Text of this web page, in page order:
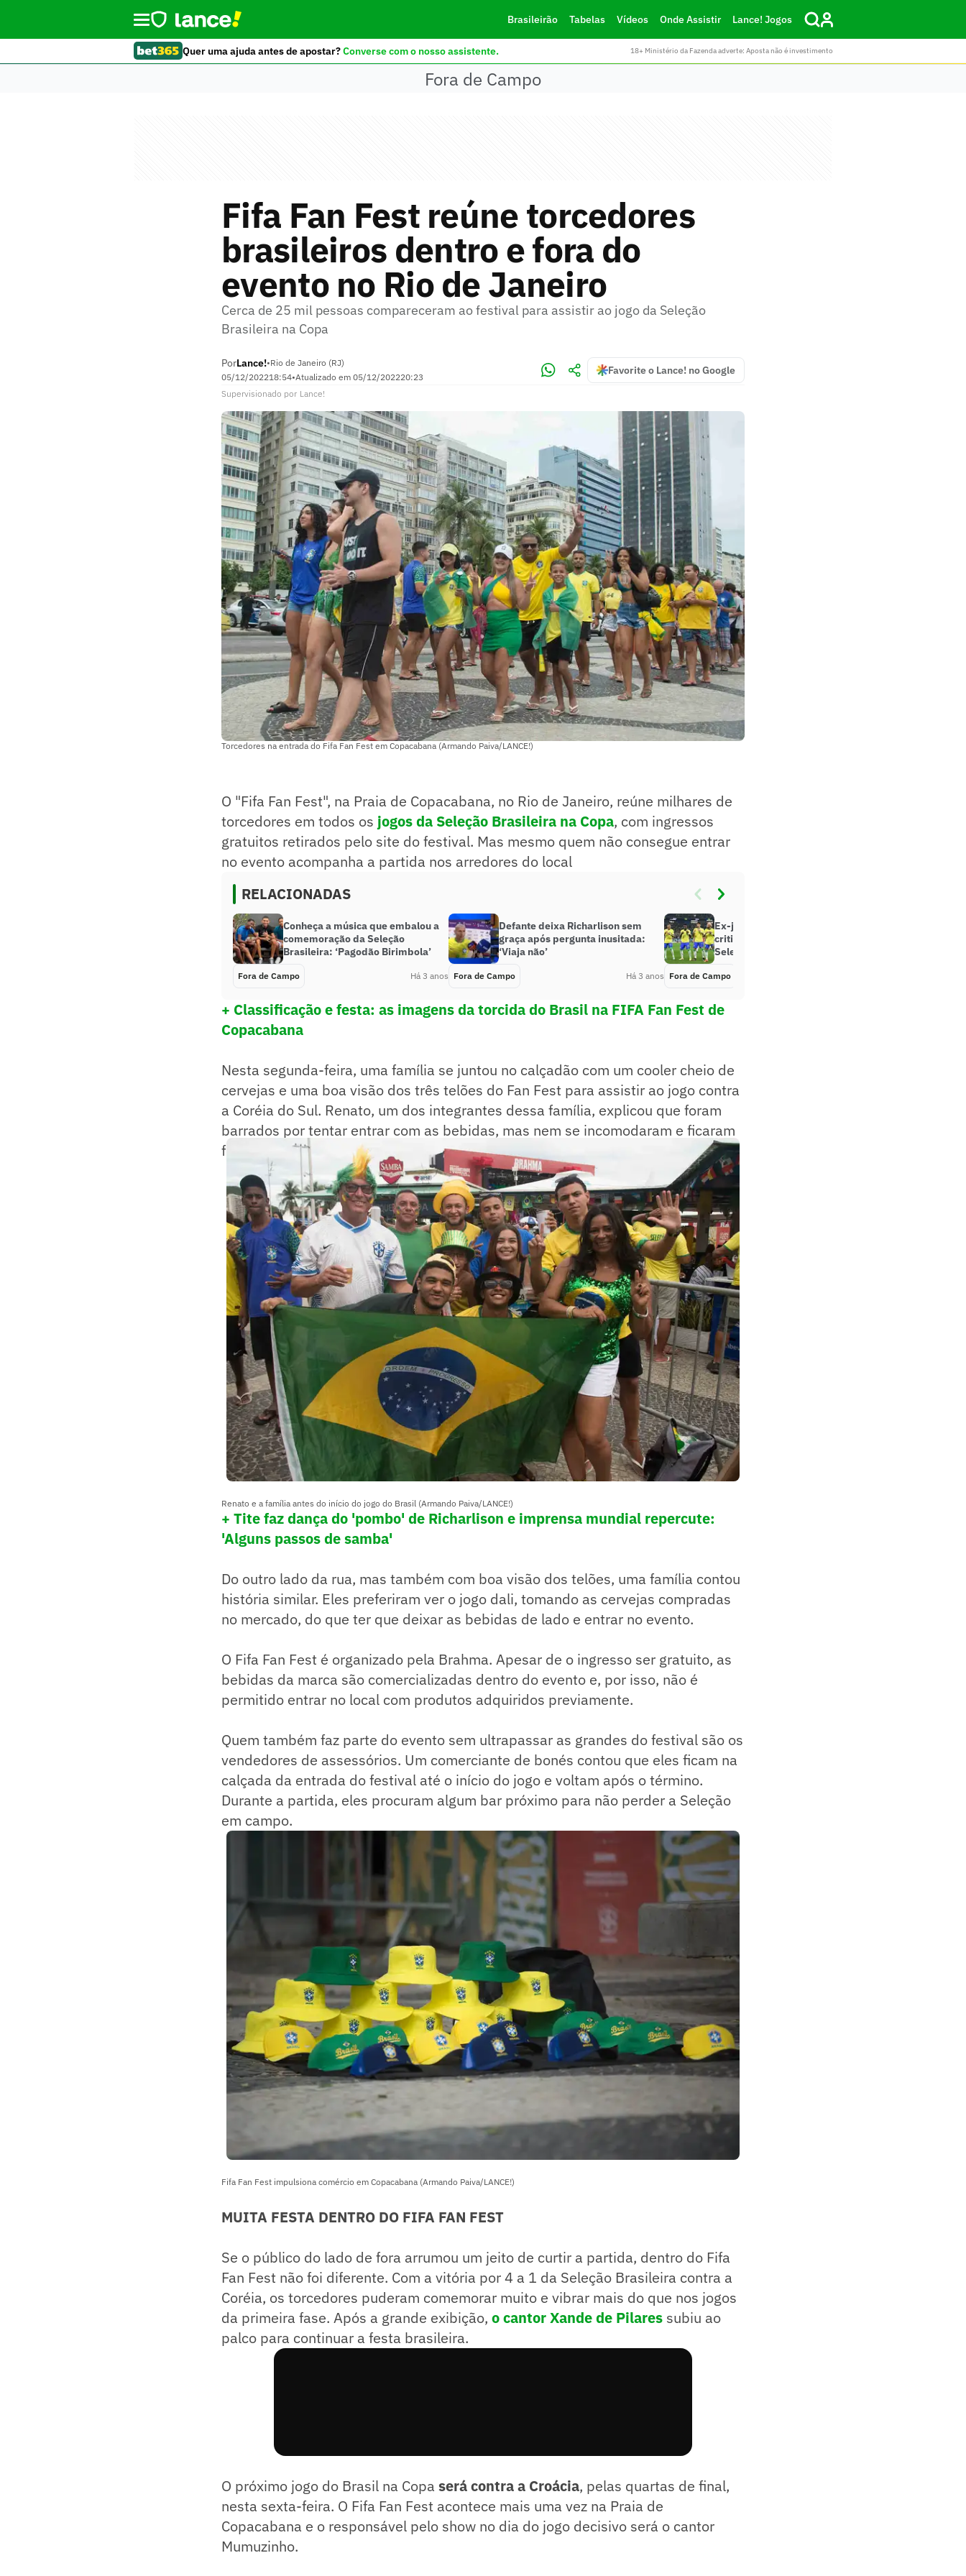
Brasileirão Tabelas Vídeos Onde Assistir Lance! Jogos
Quer uma ajuda antes de apostar?Converse com o nosso assistente. 18+ Ministério da Fazenda adverte: Aposta não é investimento
Fora de Campo
Fifa Fan Fest reúne torcedores
brasileiros dentro e fora do
evento no Rio de Janeiro
Cerca de 25 mil pessoas compareceram ao festival para assistir ao jogo da Seleção
Brasileira na Copa
PorLance!•Rio de Janeiro (RJ)
05/12/202218:54•Atualizado em 05/12/202220:23
Favorite o Lance! no Google
Supervisionado por Lance!
Torcedores na entrada do Fifa Fan Fest em Copacabana (Armando Paiva/LANCE!)
O "Fifa Fan Fest", na Praia de Copacabana, no Rio de Janeiro, reúne milhares de
torcedores em todos os jogos da Seleção Brasileira na Copa, com ingressos
gratuitos retirados pelo site do festival. Mas mesmo quem não consegue entrar
no evento acompanha a partida nos arredores do local
RELACIONADAS
Conheça a música que embalou a
comemoração da Seleção
Brasileira: ‘Pagodão Birimbola’
Fora de Campo Há 3 anos
Defante deixa Richarlison sem
graça após pergunta inusitada:
‘Viaja não’
Fora de Campo Há 3 anos
Ex-jogador do Mancheser United
critica dancinhas dos jogadores da
Seleção Brasileira: ‘Desrespeitoso’
Fora de Campo
+ Classificação e festa: as imagens da torcida do Brasil na FIFA Fan Fest de
Copacabana
Nesta segunda-feira, uma família se juntou no calçadão com um cooler cheio de
cervejas e uma boa visão dos três telões do Fan Fest para assistir ao jogo contra
a Coréia do Sul. Renato, um dos integrantes dessa família, explicou que foram
barrados por tentar entrar com as bebidas, mas nem se incomodaram e ficaram
felizes em assistir da calçada.
Renato e a família antes do início do jogo do Brasil (Armando Paiva/LANCE!)
+ Tite faz dança do 'pombo' de Richarlison e imprensa mundial repercute:
'Alguns passos de samba'
Do outro lado da rua, mas também com boa visão dos telões, uma família contou
história similar. Eles preferiram ver o jogo dali, tomando as cervejas compradas
no mercado, do que ter que deixar as bebidas de lado e entrar no evento.
O Fifa Fan Fest é organizado pela Brahma. Apesar de o ingresso ser gratuito, as
bebidas da marca são comercializadas dentro do evento e, por isso, não é
permitido entrar no local com produtos adquiridos previamente.
Quem também faz parte do evento sem ultrapassar as grandes do festival são os
vendedores de assessórios. Um comerciante de bonés contou que eles ficam na
calçada da entrada do festival até o início do jogo e voltam após o término.
Durante a partida, eles procuram algum bar próximo para não perder a Seleção
em campo.
Fifa Fan Fest impulsiona comércio em Copacabana (Armando Paiva/LANCE!)
MUITA FESTA DENTRO DO FIFA FAN FEST
Se o público do lado de fora arrumou um jeito de curtir a partida, dentro do Fifa
Fan Fest não foi diferente. Com a vitória por 4 a 1 da Seleção Brasileira contra a
Coréia, os torcedores puderam comemorar muito e vibrar mais do que nos jogos
da primeira fase. Após a grande exibição, o cantor Xande de Pilares subiu ao
palco para continuar a festa brasileira.
O próximo jogo do Brasil na Copa será contra a Croácia, pelas quartas de final,
nesta sexta-feira. O Fifa Fan Fest acontece mais uma vez na Praia de
Copacabana e o responsável pelo show no dia do jogo decisivo será o cantor
Mumuzinho.